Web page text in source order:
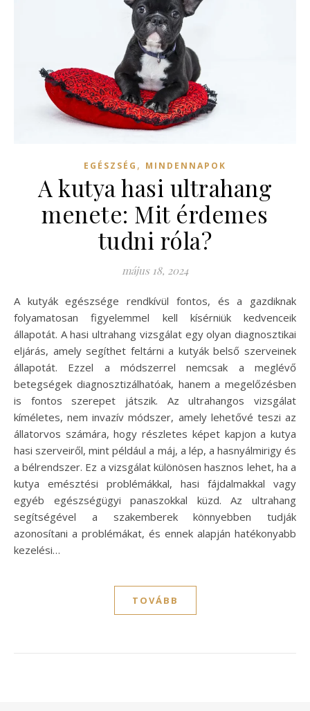
EGÉSZSÉG , MINDENNAPOK
A kutya hasi ultrahang
menete: Mit érdemes
tudni róla?
május 18, 2024
A kutyák egészsége rendkívül fontos, és a gazdiknak
folyamatosan figyelemmel kell kísérniük kedvenceik
állapotát. A hasi ultrahang vizsgálat egy olyan diagnosztikai
eljárás, amely segíthet feltárni a kutyák belső szerveinek
állapotát. Ezzel a módszerrel nemcsak a meglévő
betegségek diagnosztizálhatóak, hanem a megelőzésben
is fontos szerepet játszik. Az ultrahangos vizsgálat
kíméletes, nem invazív módszer, amely lehetővé teszi az
állatorvos számára, hogy részletes képet kapjon a kutya
hasi szerveiről, mint például a máj, a lép, a hasnyálmirigy és
a bélrendszer. Ez a vizsgálat különösen hasznos lehet, ha a
kutya emésztési problémákkal, hasi fájdalmakkal vagy
egyéb egészségügyi panaszokkal küzd. Az ultrahang
segítségével a szakemberek könnyebben tudják
azonosítani a problémákat, és ennek alapján hatékonyabb
kezelési…
TOVÁBB